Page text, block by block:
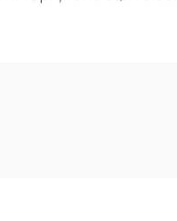
} .blog-content